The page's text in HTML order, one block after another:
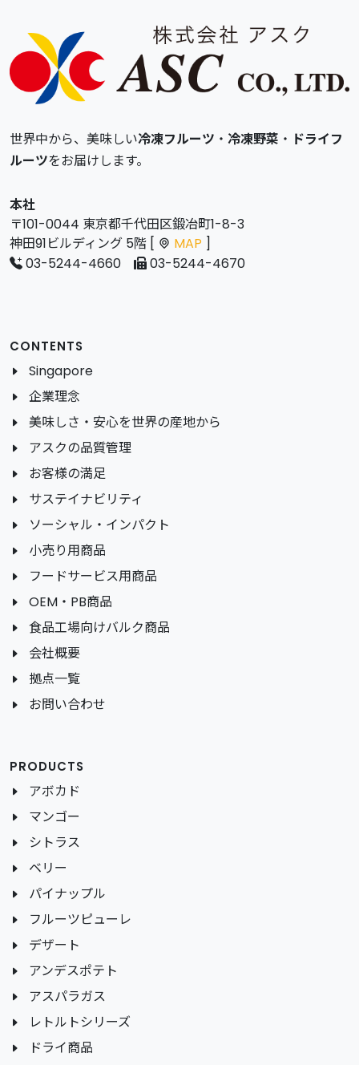
世界中から、美味しい冷凍フルーツ ・ 冷凍野菜 ・ ドライフ
ルーツをお届けします。
本社
〒101-0044 東京都千代田区鍛冶町1-8-3
神田91ビルディング 5階 [
MAP ]
03-5244-4660
03-5244-4670
CONTENTS
Singapore
企業理念
美味しさ・安心を世界の産地から
アスクの品質管理
お客様の満足
サステイナビリティ
ソーシャル・インパクト
小売り用商品
フードサービス用商品
OEM・PB商品
食品工場向けバルク商品
会社概要
拠点一覧
お問い合わせ
PRODUCTS
アボカド
マンゴー
シトラス
ベリー
パイナップル
フルーツピューレ
デザート
アンデスポテト
アスパラガス
レトルトシリーズ
ドライ商品